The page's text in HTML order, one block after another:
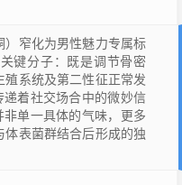
）窄化为男性魅力专属标
键分子：既是调节骨密
殖系统及第二性征正常发
递着社交场合中的微妙信
非单一具体的气味，更多
体表菌群结合后形成的独